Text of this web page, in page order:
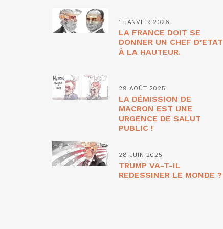
1 JANVIER 2026
LA FRANCE DOIT SE
DONNER UN CHEF D’ETAT
À LA HAUTEUR.
29 AOÛT 2025
LA DÉMISSION DE
MACRON EST UNE
URGENCE DE SALUT
PUBLIC !
28 JUIN 2025
TRUMP VA-T-IL
REDESSINER LE MONDE ?